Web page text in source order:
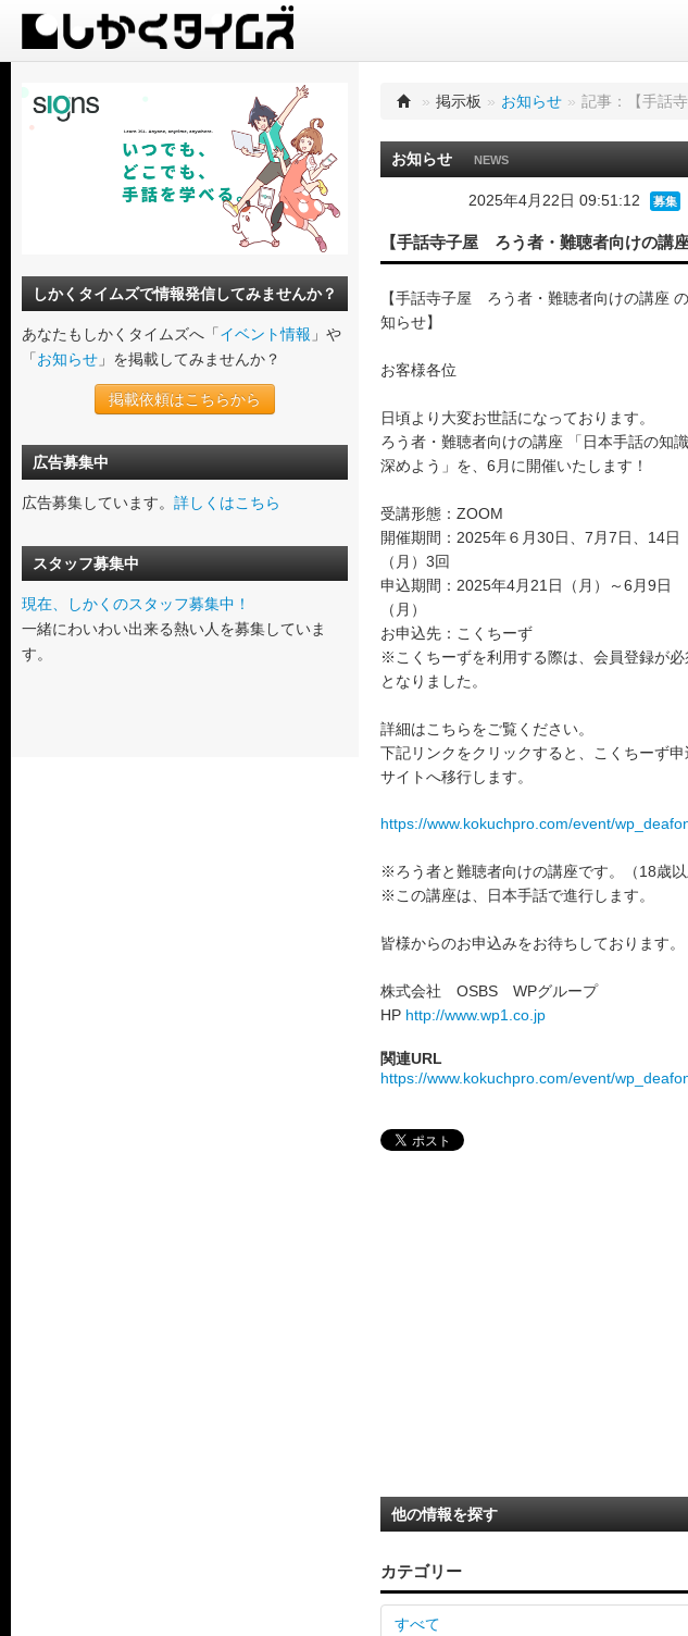
しかくタイムズで情報発信してみませんか？
あなたもしかくタイムズへ「イベント情報 」や
「お知らせ 」を掲載してみませんか？
掲載依頼はこちらから
広告募集中
広告募集しています。 詳しくはこちら
スタッフ募集中
現在、しかくのスタッフ募集中！
一緒にわいわい出来る熱い人を募集していま
す。
» 掲示板 » お知らせ » 記事：【手話
お知らせ NEWS
2025年4月22日 09:51:12 募集
【手話寺子屋 ろう者・難聴者向けの講座
【手話寺子屋 ろう者・難聴者向けの講座
知らせ】
お客様各位
日頃より大変お世話になっております。
ろう者・難聴者向けの講座 「日本手話の知
深めよう」を、6月に開催いたします！
受講形態：ZOOM
開催期間：2025年６月30日、7月7日、14日
（月）3回
申込期間：2025年4月21日（月）～6月9日
（月）
お申込先：こくちーず
※こくちーずを利用する際は、会員登録が必
となりました。
詳細はこちらをご覧ください。
下記リンクをクリックすると、こくちーず申
サイトへ移行します。
https://www.kokuchpro.com/event/
※ろう者と難聴者向けの講座です。（18歳以
※この講座は、日本手話で進行します。
皆様からのお申込みをお待ちしております。
株式会社 OSBS WPグループ
HP http://www.wp1.co.jp
関連URL
https://www.kokuchpro.com/event/
他の情報を探す
カテゴリー
すべて